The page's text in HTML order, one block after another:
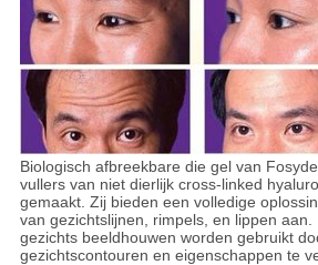
Biologisch afbreekbare die gel van
vullers van niet dierlijk cross-linked
gemaakt. Zij bieden een volledige
van gezichtslijnen, rimpels, en lippen
gezichts beeldhouwen worden gebruikt
gezichtscontouren en eigenschappen te